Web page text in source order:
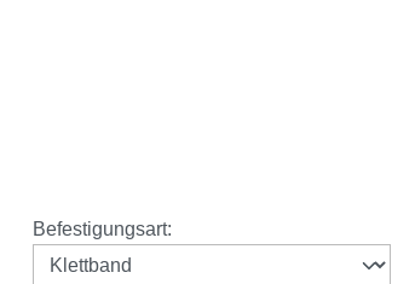
Befestigungsartauswählen
: